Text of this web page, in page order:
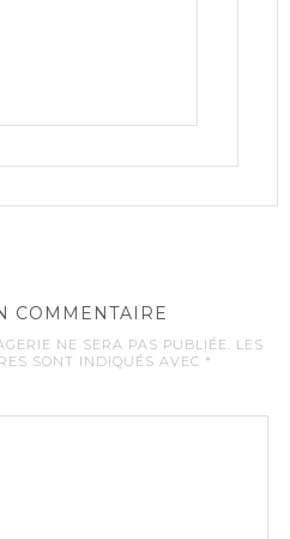
COMMENTAIRE
NE SERA PAS PUBLIÉE. LES
SONT INDIQUÉS AVEC *